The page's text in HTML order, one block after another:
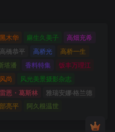
黑木华 麻生久美子
高畑充希
高橋恭平 高桥光
高桥一生
塔潘
香料特集
饭丰万理江
风尚
风光美景摄影杂志
雷恩・葛斯林
雅瑞安娜‧格兰德
亮平 阿久根温世